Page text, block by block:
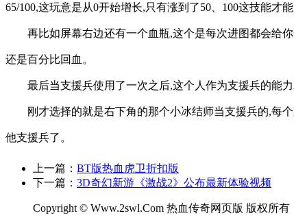
65/100,这玩意是从0开始增长,只有涨到了50、100这技能才
再比如屏幕右边还有一个血瓶,这个是每次进图都会给
还是百分比回血。
最后当支援兵使用了一次之后,这个人作为支援兵的能
刚才选择的就是右下角的那个小冰结师当支援兵的,每
他支援兵了。
上一篇： BT版热血虎卫折扣版
下一篇： 3D奇幻新游《激战2》公布最新体验视频
Copyright © Www.2swl.Com 热血传奇网页版 版权所有